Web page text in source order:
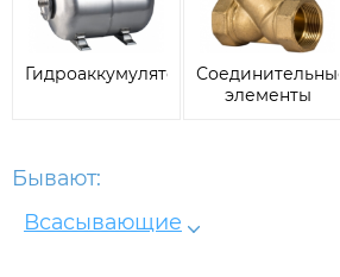
ГидроаккумуляторыСоединительные
элементы
Бывают:
Всасывающие